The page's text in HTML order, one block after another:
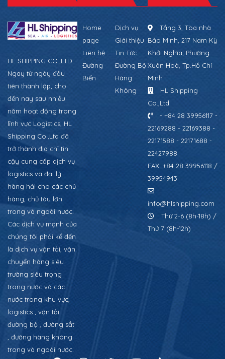
HL SHIPPING CO.,LTD
Ngay từ ngày đầu
tiên thành lập, cho
đến nay sau nhiều
năm hoạt động trong
lĩnh vực Logistics, HL
Shipping Co.,Ltd đã
trở thành địa chỉ tin
cậy cung cấp dịch vụ
logistics và đại lý
hàng hải cho các chủ
hàng, chủ tàu lớn
trong và ngoài nước.
Các dịch vụ mạnh của
chúng tôi phải kể đến
là dịch vụ vận tải, vận
chuyển hàng siêu
trường siêu trọng
trong nước và các
nước trong khu vực,
logistics , vận tải
đường bộ , đường sắt
, đường hàng không
trong và ngoài nước.
Home
page
Dịch vụ
Giới thiệu
Liên hệ
Tin Tức
Đường
Biển
Đường Bộ
Hàng
Không
Tầng 3, Tòa nhà
Bảo Minh, 217 Nam Kỳ
Khởi Nghĩa, Phường
Xuân Hoà, Tp.Hồ Chí
Minh
HL Shipping
Co.,Ltd
- +84 28 39956117 -
22169288 - 22169388 -
22171588 - 22171688 -
22427988
FAX: +84 28 39956118 /
39954943
info@hlshipping.com
Thứ 2-6 (8h-18h) /
Thứ 7 (8h-12h)